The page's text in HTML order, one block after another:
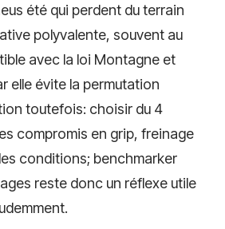
été qui perdent du terrain
polyvalente, souvent au
avec la loi Montagne et
elle évite la permutation
toutefois: choisir du 4
compromis en grip, freinage
conditions; benchmarker
reste donc un réflexe utile